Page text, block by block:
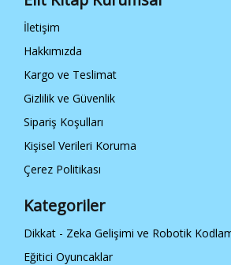
İletişim
Hakkımızda
Kargo ve Teslimat
Gizlilik ve Güvenlik
Sipariş Koşulları
Kişisel Verileri Koruma
Çerez Politikası
Kategoriler
Dikkat - Zeka Gelişimi ve Robotik
Eğitici Oyuncaklar